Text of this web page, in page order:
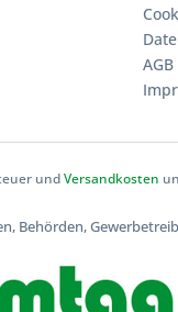
AGB
undVersandkosten
Behörden,